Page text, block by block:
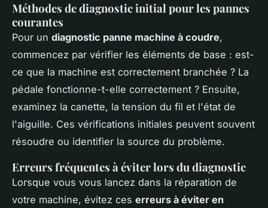
Méthodes de diagnostic initial pour les pannes
courantes
Pour un diagnostic panne machine à coudre,
commencez par vérifier les éléments de base : est-
ce que la machine est correctement branchée ? La
pédale fonctionne-t-elle correctement ? Ensuite,
examinez la canette, la tension du fil et l'état de
l'aiguille. Ces vérifications initiales peuvent souvent
résoudre ou identifier la source du problème.
Erreurs fréquentes à éviter lors du diagnostic
Lorsque vous vous lancez dans la réparation de
votre machine, évitez ces erreurs à éviter en